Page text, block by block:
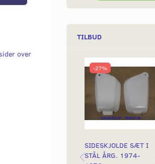
over
TILBUD
-27%
SIDESKJOLDE SÆT I
STÅL ÅRG. 1974-